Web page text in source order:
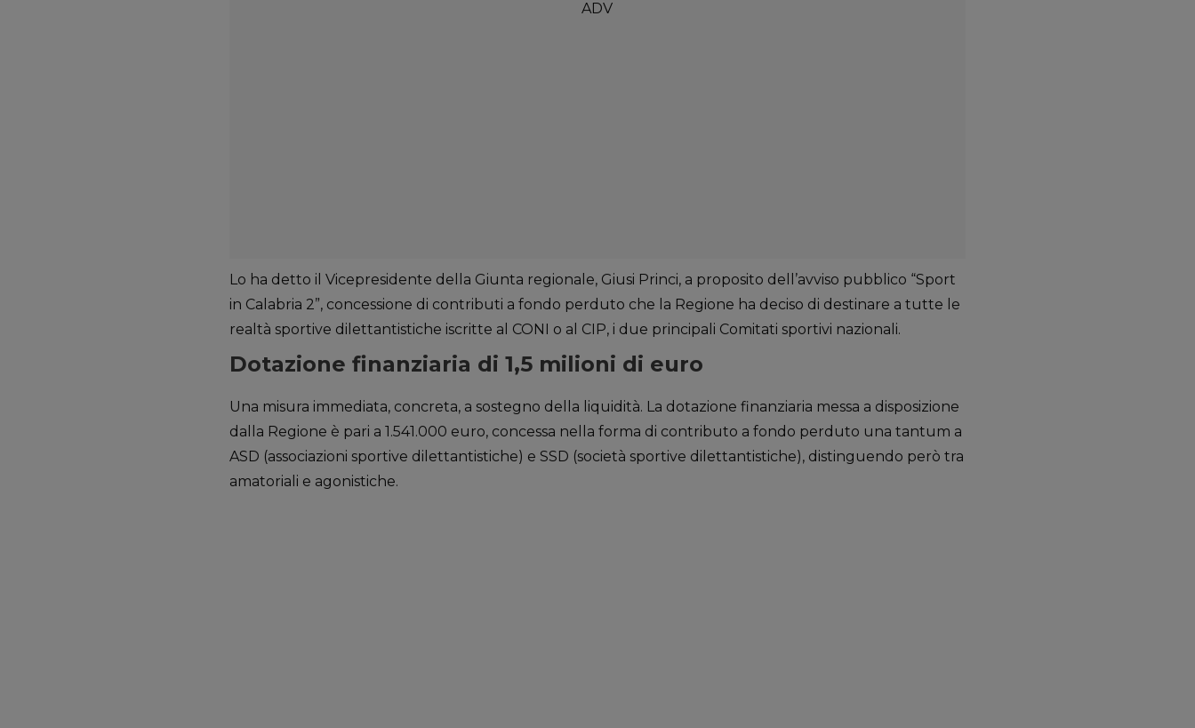
Lo ha detto il Vicepresidente della Giunta regionale, Giusi Princi, a proposito dell’avviso pubblico “Sport
in Calabria 2”, concessione di contributi a fondo perduto che la Regione ha deciso di destinare a tutte le
realtà sportive dilettantistiche iscritte al CONI o al CIP, i due principali Comitati sportivi nazionali.
Dotazione finanziaria di 1,5 milioni di euro
Una misura immediata, concreta, a sostegno della liquidità. La dotazione finanziaria messa a disposizione
dalla Regione è pari a 1.541.000 euro, concessa nella forma di contributo a fondo perduto una tantum a
ASD (associazioni sportive dilettantistiche) e SSD (società sportive dilettantistiche), distinguendo però tra
amatoriali e agonistiche.